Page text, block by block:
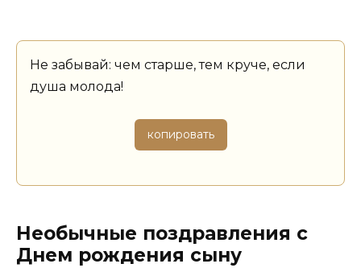
Не забывай: чем старше, тем круче, если
душа молода!
копировать
Необычные поздравления с
Днем рождения сыну